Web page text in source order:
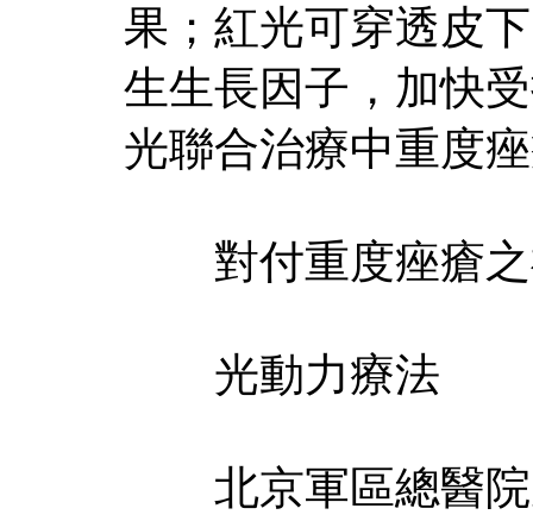
果；紅光可穿透皮
生生長因子，加快
光聯合治療中重度
對付重度痤瘡之
光動力療法
北京軍區總醫院